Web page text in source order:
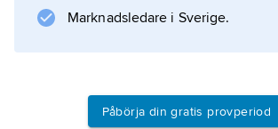
Marknadsledare i Sverige.
Påbörja din gratis provperiod